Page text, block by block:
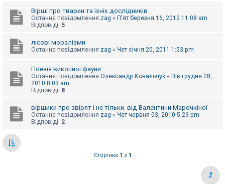
Т
м
б
в
д
в
д
й
Вірші про тварин та їхніх дослідників
Останнє повідомлення zag « П'ят березня 16, 2012 11:08 am
Відповіді: 5
лісові моралізми
Останнє повідомлення zag « Чет січня 20, 2011 1:53 pm
Поезія викопної фауни
Останнє повідомлення Олександр Ковальчук « Вів грудня 28,
2010 8:03 am
Відповіді: 8
віршики про звірят і не тільки. від Валентини Марочкіної
Останнє повідомлення zag « Чет червня 03, 2010 5:29 pm
Відповіді: 2
Сторінка 1 з 1